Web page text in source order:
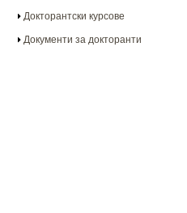
Докторантски курсове
Документи за докторанти